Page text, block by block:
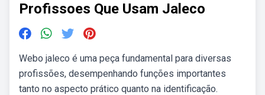
Profissoes Que Usam Jaleco
Webo jaleco é uma peça fundamental para diversas
profissões, desempenhando funções importantes
tanto no aspecto prático quanto na identificação.